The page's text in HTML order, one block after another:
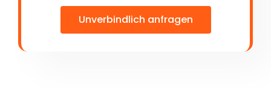
Unverbindlich anfragen